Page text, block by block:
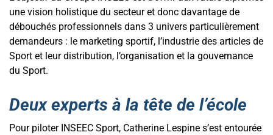
une vision holistique du secteur et donc davantage de
débouchés professionnels dans 3 univers particulièrement
demandeurs : le marketing sportif, l’industrie des articles de
Sport et leur distribution, l’organisation et la gouvernance
du Sport.
Deux experts à la tête de l’école
Pour piloter INSEEC Sport, Catherine Lespine s’est entourée